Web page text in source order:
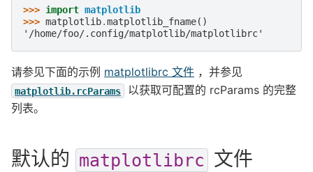
>>> import matplotlib
>>> matplotlib.matplotlib_fname()
'/home/foo/.config/matplotlib/matplotlibrc'
请参见下面的示例 matplotlibrc 文件 ，并参见
matplotlib.rcParams
以获取可配置的 rcParams 的完整
列表。
默认的 matplotlibrc 文件